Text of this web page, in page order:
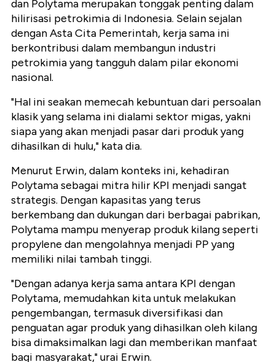
dan Polytama merupakan tonggak penting dalam
hilirisasi petrokimia di Indonesia. Selain sejalan
dengan Asta Cita Pemerintah, kerja sama ini
berkontribusi dalam membangun industri
petrokimia yang tangguh dalam pilar ekonomi
nasional.
"Hal ini seakan memecah kebuntuan dari persoalan
klasik yang selama ini dialami sektor migas, yakni
siapa yang akan menjadi pasar dari produk yang
dihasilkan di hulu," kata dia.
Menurut Erwin, dalam konteks ini, kehadiran
Polytama sebagai mitra hilir KPI menjadi sangat
strategis. Dengan kapasitas yang terus
berkembang dan dukungan dari berbagai pabrikan,
Polytama mampu menyerap produk kilang seperti
propylene dan mengolahnya menjadi PP yang
memiliki nilai tambah tinggi.
"Dengan adanya kerja sama antara KPI dengan
Polytama, memudahkan kita untuk melakukan
pengembangan, termasuk diversifikasi dan
penguatan agar produk yang dihasilkan oleh kilang
bisa dimaksimalkan lagi dan memberikan manfaat
bagi masyarakat," urai Erwin.